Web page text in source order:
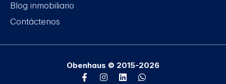
Blog inmobiliario
Contáctenos
Obenhaus © 2015-2026